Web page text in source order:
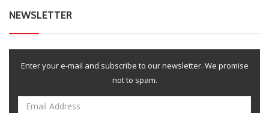
NEWSLETTER
Enter your e-mail and subscribe to our newsletter. We promise
not to spam.